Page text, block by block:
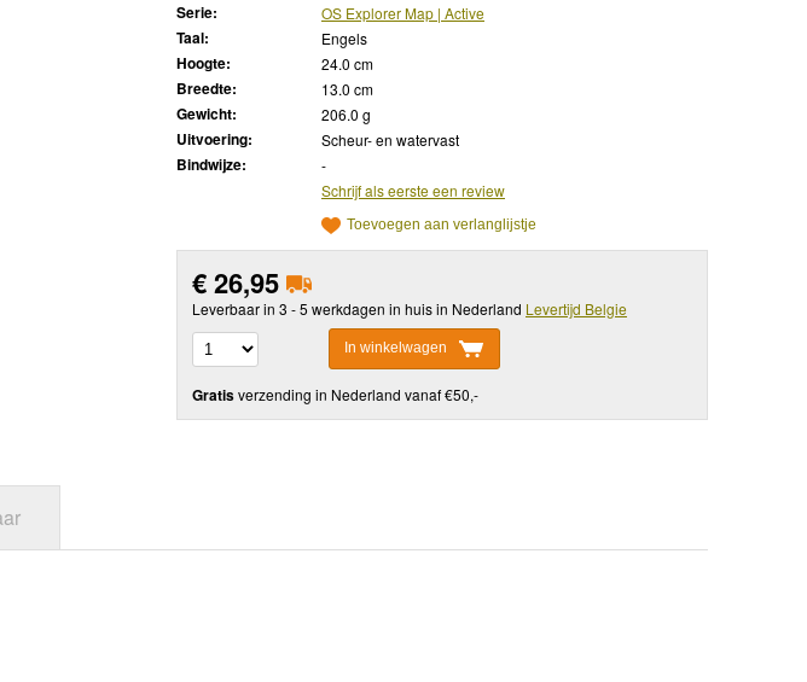
Serie: OS Explorer Map | Active
Taal: Engels
Hoogte: 24.0 cm
Breedte: 13.0 cm
Gewicht: 206.0 g
Uitvoering: Scheur- en watervast
Bindwijze:
-
Schrijf als eerste een review
Toevoegen aan verlanglijstje
€26,95
Leverbaar in 3 - 5 werkdagen in huis in Nederland Levertijd Belgie
In winkelwagen
Gratisverzending in Nederland vanaf €50,-